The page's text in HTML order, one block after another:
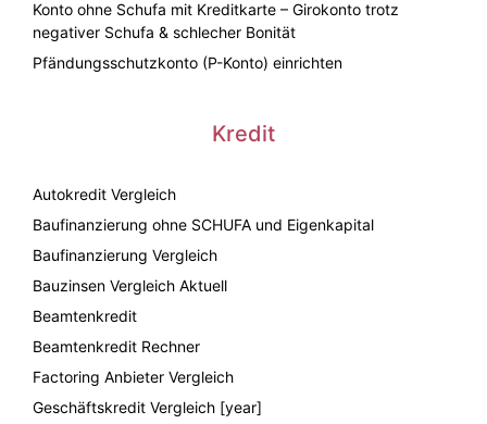
Konto ohne Schufa mit Kreditkarte – Girokonto trotz
negativer Schufa & schlecher Bonität
Pfändungsschutzkonto (P-Konto) einrichten
Kredit
Autokredit Vergleich
Baufinanzierung ohne SCHUFA und Eigenkapital
Baufinanzierung Vergleich
Bauzinsen Vergleich Aktuell
Beamtenkredit
Beamtenkredit Rechner
Factoring Anbieter Vergleich
Geschäftskredit Vergleich [year]